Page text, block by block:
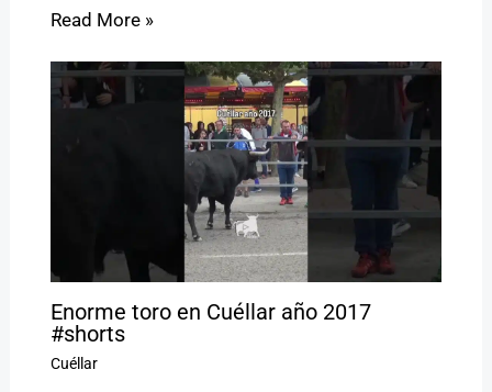
Read More »
Enorme toro en Cuéllar año 2017
#shorts
Cuéllar